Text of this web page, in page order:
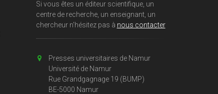
Si vous êtes un éditeur scientifique, un
centre de recherche, un enseignant, un
chercheur n'hésitez pas à nous contacter
Presses universitaires de Namur
Université de Namur
Rue Grandgagnage 19 (BUMP)
BE-5000 Namur